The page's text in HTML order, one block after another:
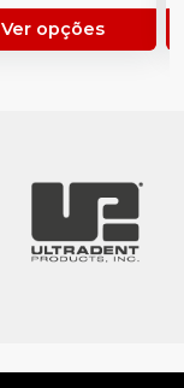
Ver opções